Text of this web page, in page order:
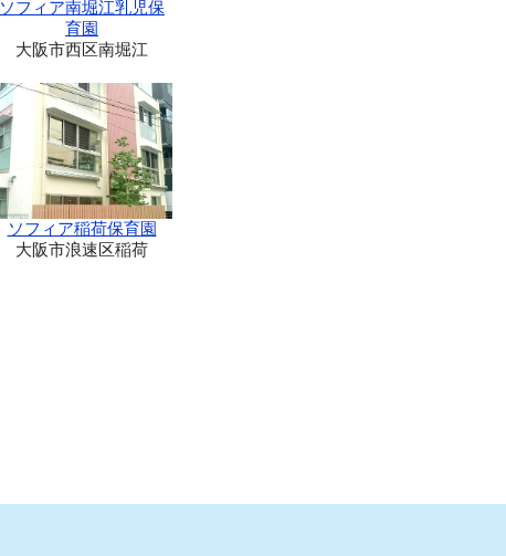
ソフィア南堀江乳児保
育園
大阪市西区南堀江
ソフィア稲荷保育園
大阪市浪速区稲荷